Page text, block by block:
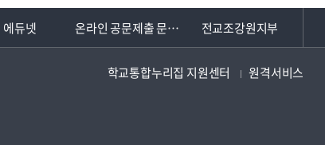
에듀넷 온라인 공문제출 문서24 전교조강원지부
학교통합누리집 지원센터
원격서비스